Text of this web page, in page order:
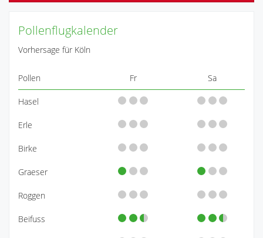
Pollenflugkalender
Vorhersage für Köln
Pollen Fr Sa
Hasel
Erle
Birke
Graeser
Roggen
Beifuss